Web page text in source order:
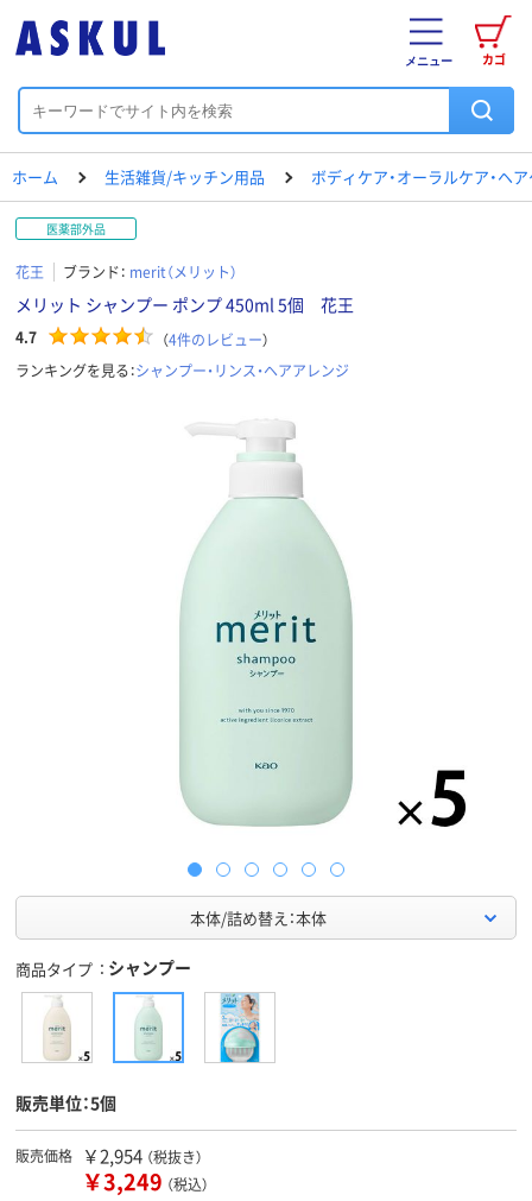
カゴ
メニュー
ホーム 生活雑貨/キッチン用品 ボディケア・オーラルケア・ヘ
医薬部外品
花王 ブランド： merit（メリット）
メリット シャンプー ポンプ 450ml 5個 花王
4.7 （4件のレビュー）
ランキングを見る：シャンプー・リンス・ヘアアレンジ
本体/詰め替え：本体
商品タイプ シャンプー
販売単位：5個
販売価格 ￥2,954 （税抜き）
￥3,249 （税込）